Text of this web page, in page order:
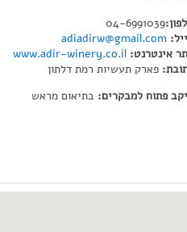
04-6991039
adiadirw@gmail.com
אינטרנט: www.adir-winery.co.il
פארק תעשיות רמת דלתון
פתוח למבקרים: בתיאום מראש